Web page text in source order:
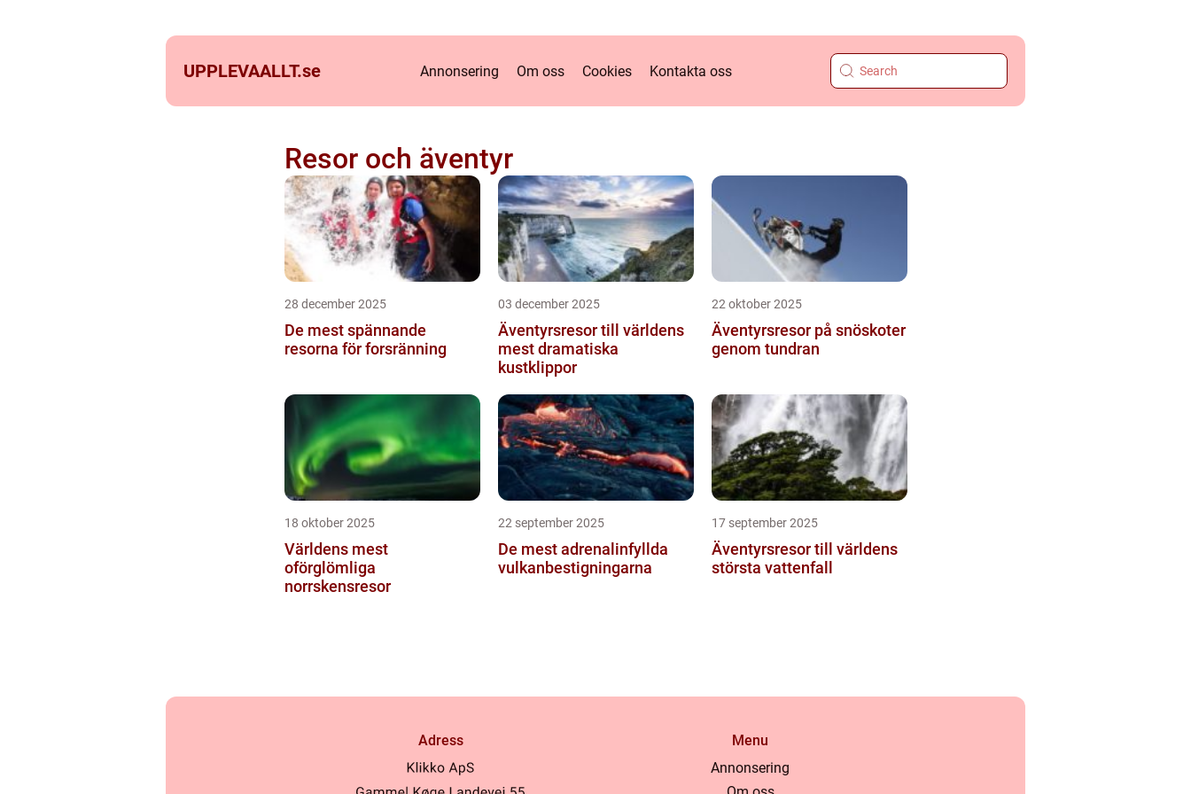
UPPLEVAALLT.se Annonsering Om oss Cookies Kontakta oss
Resor och äventyr
28 december 2025
De mest spännande
resorna för forsränning
03 december 2025
Äventyrsresor till världens
mest dramatiska
kustklippor
22 oktober 2025
Äventyrsresor på snöskoter
genom tundran
18 oktober 2025
Världens mest
oförglömliga
norrskensresor
22 september 2025
De mest adrenalinfyllda
vulkanbestigningarna
17 september 2025
Äventyrsresor till världens
största vattenfall
Adress
Menu
Annonsering